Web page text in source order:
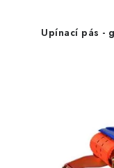
Upínací pás -